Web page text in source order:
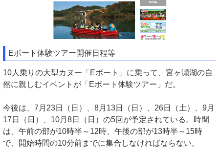
Eボート体験ツアー開催日程等
10人乗りの大型カヌー「Eボート」に乗って、宮ヶ瀬湖の自
然に親しむイベントが「Eボート体験ツアー」だ。
今後は、7月23日（日）、8月13日（日）、26日（土）、9月
17日（日）、10月8日（日）の5回が予定されている。時間
は、午前の部が10時半～12時、午後の部が13時半～15時
で、開始時間の10分前までに集合しなければならない。